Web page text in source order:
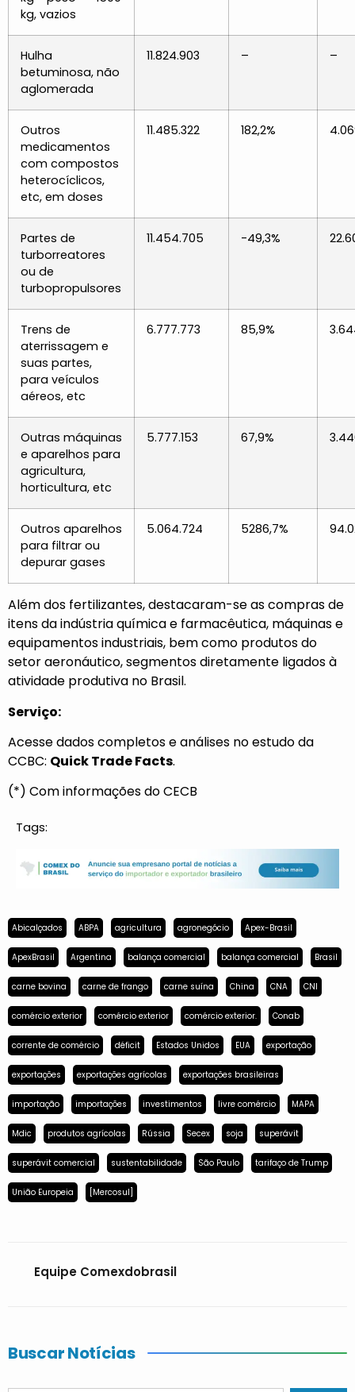
kg, vazios
Hulha
betuminosa, não
aglomerada
11.824.903 – –
Outros
medicamentos
com compostos
heterocíclicos,
etc, em doses
11.485.322 182,2%
Partes de
turborreatores
ou de
turbopropulsores
11.454.705 -49,3%
Trens de
aterrissagem e
suas partes,
para veículos
aéreos, etc
6.777.773 85,9%
Outras máquinas
e aparelhos para
agricultura,
horticultura, etc
5.777.153 67,9%
Outros aparelhos
para filtrar ou
depurar gases
5.064.724 5286,7%
Além dos fertilizantes, destacaram-se as compras de
itens da indústria química e farmacêutica, máquinas e
equipamentos industriais, bem como produtos do
setor aeronáutico, segmentos diretamente ligados à
atividade produtiva no Brasil.
Serviço:
Acesse dados completos e análises no estudo da
CCBC: Quick Trade Facts.
(*) Com informações do CECB
Tags:
Abicalçados ABPA agricultura agronegócio Apex-Brasil
ApexBrasil Argentina balança comercial balança comercial Brasil
carne bovina carne de frango carne suína China CNA CNI
comércio exterior comércio exterior comércio exterior. Conab
corrente de comércio déficit Estados Unidos EUA exportação
exportações exportações agrícolas exportações brasileiras
importação importações investimentos livre comércio MAPA
Mdic produtos agrícolas Rússia Secex soja superávit
superávit comercial sustentabilidade São Paulo tarifaço de Trump
União Europeia [Mercosul]
Equipe Comexdobrasil
Buscar Notícias